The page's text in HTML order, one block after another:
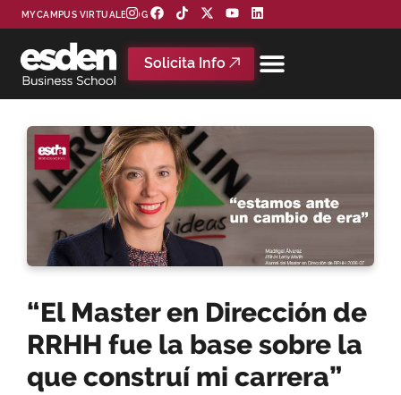
MYCAMPUS VIRTUAL BLOG
Solicita Info
“El Master en Dirección de
RRHH fue la base sobre la
que construí mi carrera”